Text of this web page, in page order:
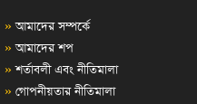
» আমাদের সম্পর্কে
» আমাদের শপ
» শর্তাবলী এবং নীতিমালা
» গোপনীয়তার নীতিমালা